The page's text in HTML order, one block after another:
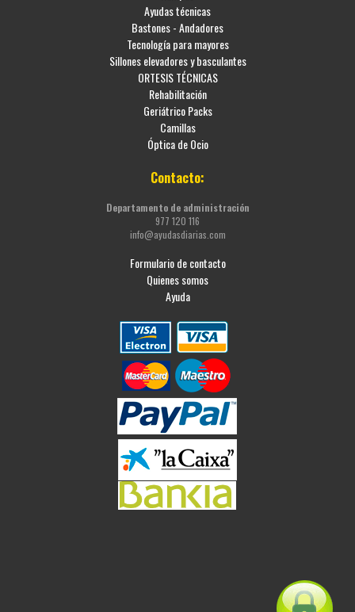
Ayudas técnicas
Bastones - Andadores
Tecnología para mayores
Sillones elevadores y basculantes
ORTESIS TÉCNICAS
Rehabilitación
Geriátrico Packs
Camillas
Óptica de Ocio
Contacto:
Departamento de administración
977 120 116
info@ayudasdiarias.com
Formulario de contacto
Quienes somos
Ayuda